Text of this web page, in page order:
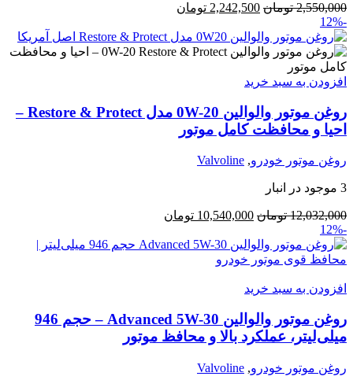
2,550,000 تومان قیمت
2,550,000 تومان
بود.
2,242,500 تومان
2,242,500 تومان.
-12%
افزودن به سبد خرید
روغن موتور والوالین 0W-20 مدل Restore & Protect –
احیا و محافظت کامل موتور
روغن موتور خودرو,
Valvoline
3 موجود در انبار
12,032,000 تومان قیمت
12,032,000 تومان
بود.
10,540,000 تومان
10,540,000 تومان.
-12%
افزودن به سبد خرید
روغن موتور والوالین Advanced 5W-30 – حجم 946
میلی‌لیتر، عملکرد بالا و محافظ موتور
روغن موتور خودرو,
Valvoline